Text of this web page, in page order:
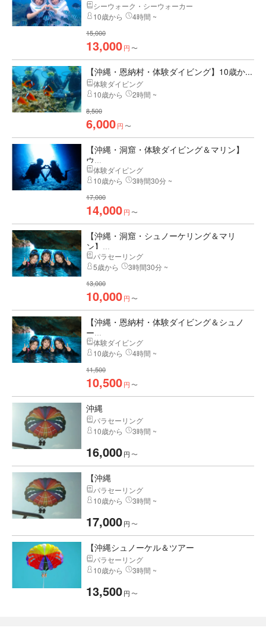
シーウォーク・シーウォーカー
10歳から
4時間 ~
15,000
13,000円 〜
【沖縄・恩納村・体験ダイビング】10歳か...
体験ダイビング
10歳から
2時間 ~
8,500
6,000円 〜
【沖縄・洞窟・体験ダイビング＆マリン】
ウ...
体験ダイビング
10歳から
3時間30分 ~
17,000
14,000円 〜
【沖縄・洞窟・シュノーケリング＆マリ
ン】...
パラセーリング
5歳から
3時間30分 ~
13,000
10,000円 〜
【沖縄・恩納村・体験ダイビング＆シュノ
ー...
体験ダイビング
10歳から
4時間 ~
11,500
10,500円 〜
沖縄
パラセーリング
10歳から
3時間 ~
16,000円 〜
【沖縄
パラセーリング
10歳から
3時間 ~
17,000円 〜
【沖縄シュノーケル＆ツアー
パラセーリング
10歳から
3時間 ~
13,500円 〜